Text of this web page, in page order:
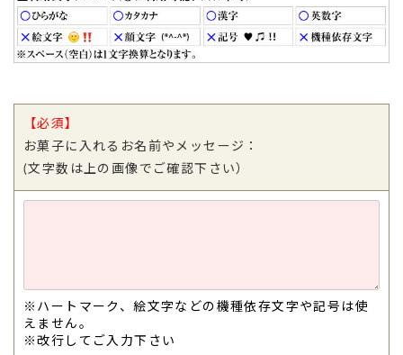
【必須】
お菓子に入れるお名前やメッセージ：
(文字数は上の画像でご確認下さい）
※ハートマーク、絵文字などの機種依存文字や記号は使
えません。
※改行してご入力下さい